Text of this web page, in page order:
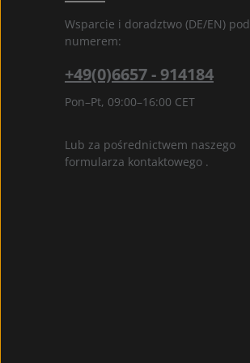
Wsparcie i doradztwo (DE/EN) pod
numerem:
+49(0)6657 - 914184
Pon–Pt, 09:00–16:00 CET
Lub za pośrednictwem naszego
formularza kontaktowego .